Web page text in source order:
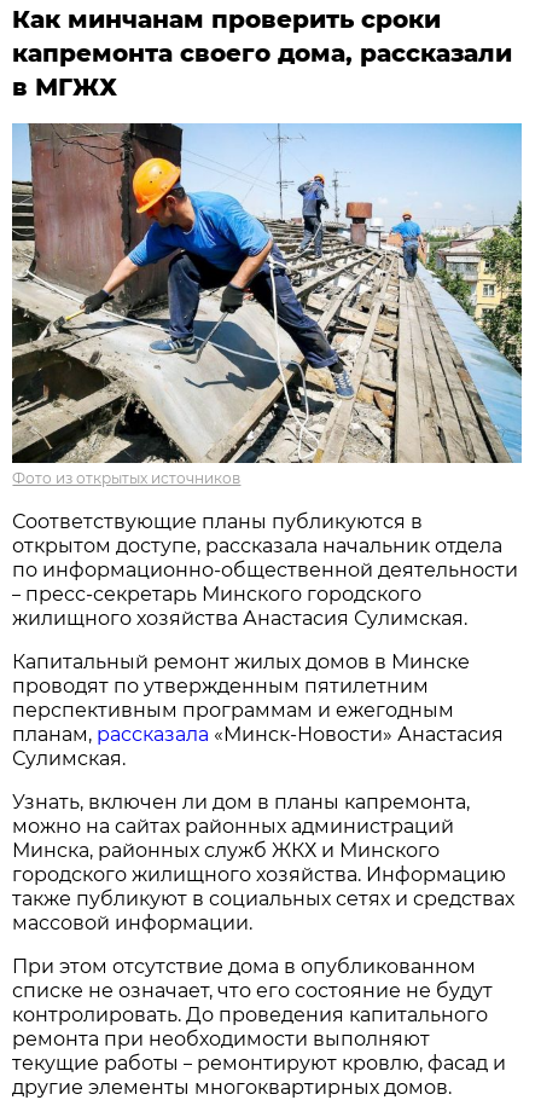
Как минчанам проверить сроки
капремонта своего дома, рассказали
в МГЖХ
Фото из открытых источников
Соответствующие планы публикуются в
открытом доступе, рассказала начальник отдела
по информационно-общественной деятельности
– пресс-секретарь Минского городского
жилищного хозяйства Анастасия Сулимская.
Капитальный ремонт жилых домов в Минске
проводят по утвержденным пятилетним
перспективным программам и ежегодным
планам, рассказала «Минск-Новости» Анастасия
Сулимская.
Узнать, включен ли дом в планы капремонта,
можно на сайтах районных администраций
Минска, районных служб ЖКХ и Минского
городского жилищного хозяйства. Информацию
также публикуют в социальных сетях и средствах
массовой информации.
При этом отсутствие дома в опубликованном
списке не означает, что его состояние не будут
контролировать. До проведения капитального
ремонта при необходимости выполняют
текущие работы– ремонтируют кровлю, фасад и
другие элементы многоквартирных домов.